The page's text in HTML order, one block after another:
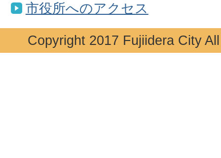
市役所へのアクセス
Copyright 2017 Fujiidera City